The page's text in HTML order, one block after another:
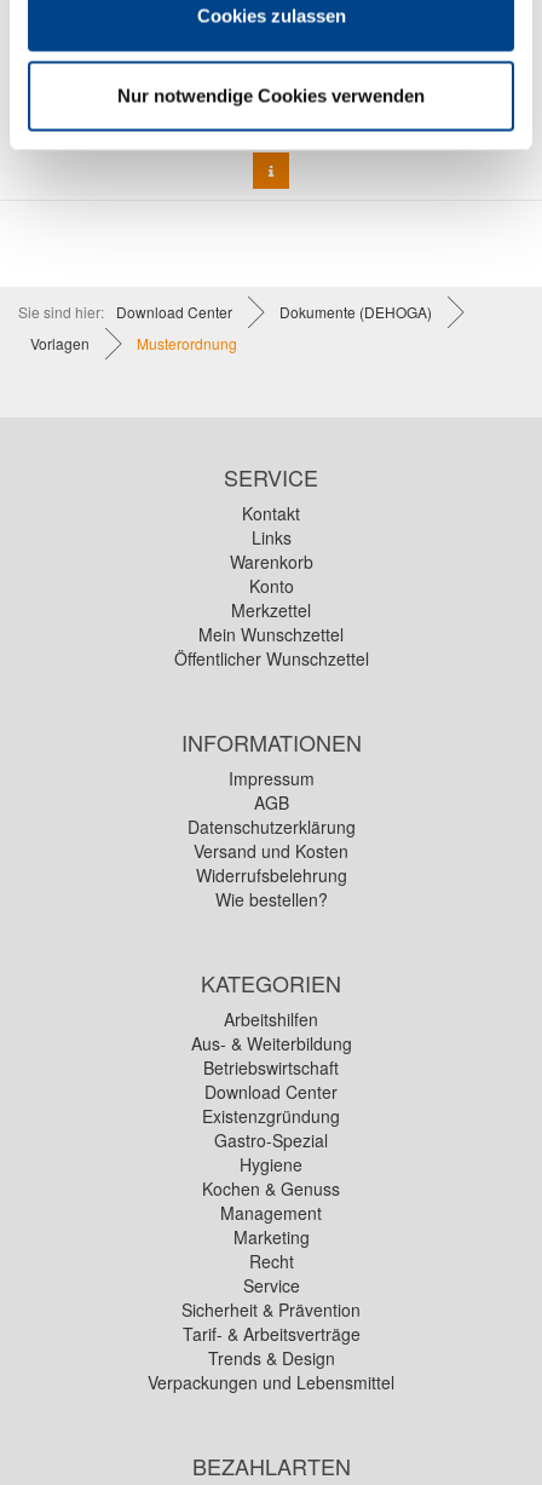
Cookies zulassen
Nur notwendige Cookies verwenden
3,90 €
Preis DEHOGA-Mitglieder:
2,90 €
Sie sind hier: Download Center
Dokumente (DEHOGA)
Vorlagen
Musterordnung
SERVICE
Kontakt
Links
Warenkorb
Konto
Merkzettel
Mein Wunschzettel
Öffentlicher Wunschzettel
INFORMATIONEN
Impressum
AGB
Datenschutzerklärung
Versand und Kosten
Widerrufsbelehrung
Wie bestellen?
KATEGORIEN
Arbeitshilfen
Aus- & Weiterbildung
Betriebswirtschaft
Download Center
Existenzgründung
Gastro-Spezial
Hygiene
Kochen & Genuss
Management
Marketing
Recht
Service
Sicherheit & Prävention
Tarif- & Arbeitsverträge
Trends & Design
Verpackungen und Lebensmittel
BEZAHLARTEN